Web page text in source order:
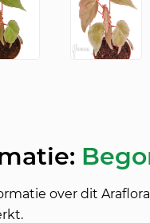
over dit